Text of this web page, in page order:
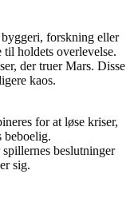
forskning eller
holdets overlevelse.
der truer Mars. Disse
kaos.
for at løse kriser,
beboelig.
beslutninger
sig.